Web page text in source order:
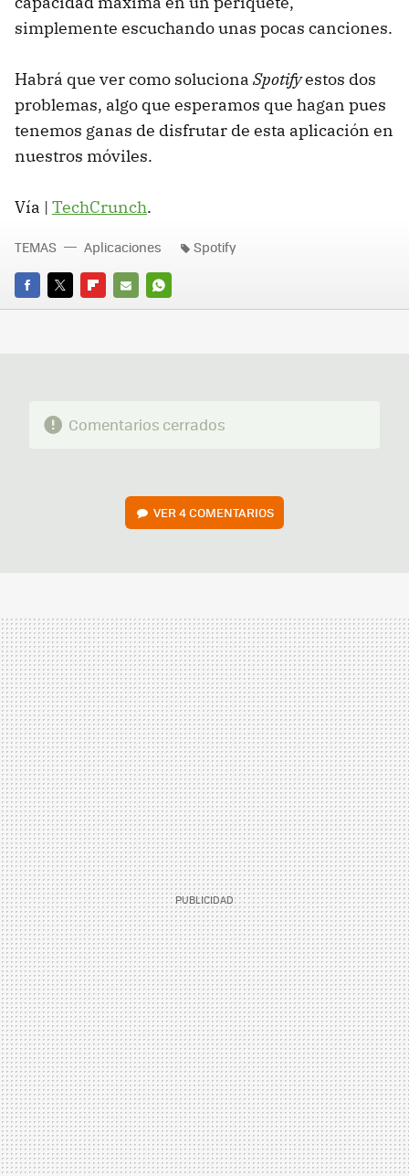
simplemente escuchando unas pocas canciones.
Habrá que ver como soluciona Spotifyestos dos
problemas, algo que esperamos que hagan pues
tenemos ganas de disfrutar de esta aplicación en
nuestros móviles.
Vía | TechCrunch.
FACEBOOK
TWITTERFLIPBOARD
E-
WHATSAPP
TEMAS Aplicaciones Spotify
Comentarios cerrados
VER4 COMENTARIOS